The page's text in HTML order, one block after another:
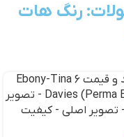
رنگ هات